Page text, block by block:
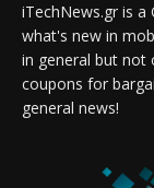
iTechNews.gr is
what's new in
in general but not
coupons for
general news!